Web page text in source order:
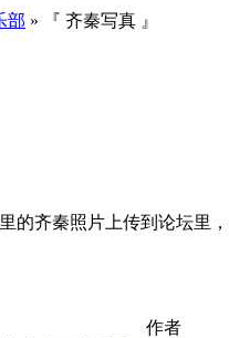
部 » 『 齐秦写真 』
的齐秦照片上传到论坛里
作者